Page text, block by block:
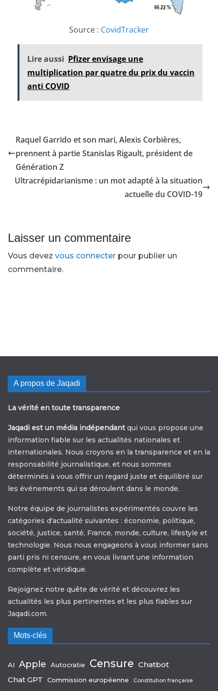
Source : CovidTracker
Lire aussi Pfizer envisage une
multiplication par quatre du prix du vaccin
anti COVID
Raquel Garrido et son mari, Alexis Corbières,
prennent à partie Stanislas Rigault, président de
Génération Z
Ultracrépidarianisme : un mot adapté à la situation
actuelle du COVID-19
Laisser un commentaire
Vous devez vous connecter pour publier un
commentaire.
A propos de Jaqadi
La vérité en toute transparence
Jaqadi est un média indépendant qui vous propose une
information fiable sur les actualités nationales et
internationales. Nous croyons en la transparence et en la
responsabilité journalistique, et nous sommes
déterminés à vous offrir un regard juste et équilibré sur
les événements qui se déroulent dans le monde.
Notre équipe de journalistes expérimentés couvre les
catégories d'actualité suivantes : économie, politique,
société, justice, santé, France, monde, culture, lifestyle et
technologie. Nous nous engageons à vous informer sans
parti pris ni censure, en vous livrant une information
complète et véridique.
Rejoignez notre quête de vérité et découvrez les
actualités les plus pertinentes et les plus fiables sur
Jaqadi.com.
Mots-clés
AI Apple Autocratie Censure Chatbot
Chat GPT
Commission européenne Constitution française